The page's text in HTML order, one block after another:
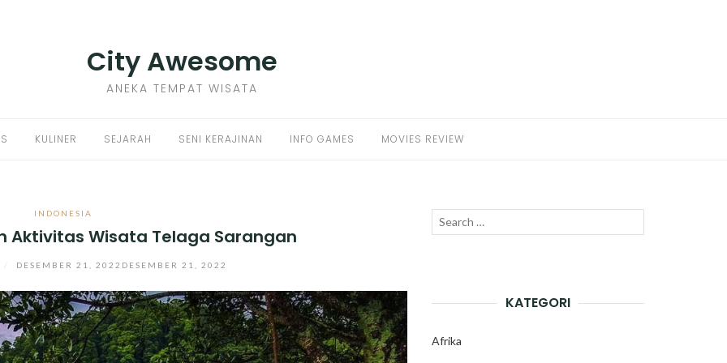
City Awesome
ANEKA TEMPAT WISATA
KULINER SEJARAH SENI KERAJINAN INFO GAMES MOVIES REVIEW
INDONESIA
Aktivitas Wisata Telaga Sarangan
DESEMBER 21, 2022 DESEMBER 21, 2022
Search
KATEGORI
Afrika